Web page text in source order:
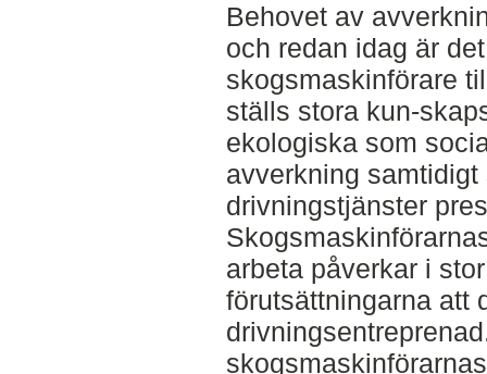
Behovet av
och redan idag är
skogsmaskinförare
ställs stora kun-
ekologiska som
avverkning
drivningstjänster
arbeta påverkar i
förutsättningarna att